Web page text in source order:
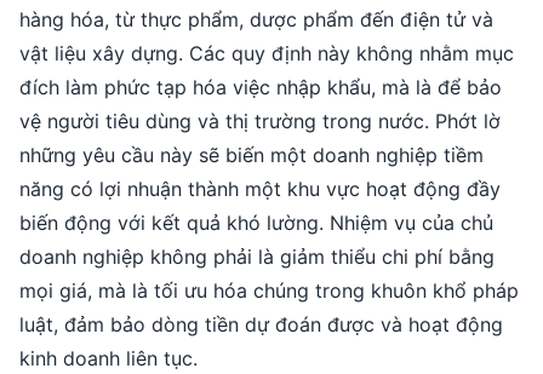
hàng hóa, từ thực phẩm, dược phẩm đến điện tử và
vật liệu xây dựng. Các quy định này không nhằm mục
đích làm phức tạp hóa việc nhập khẩu, mà là để bảo
vệ người tiêu dùng và thị trường trong nước. Phớt lờ
những yêu cầu này sẽ biến một doanh nghiệp tiềm
năng có lợi nhuận thành một khu vực hoạt động đầy
biến động với kết quả khó lường. Nhiệm vụ của chủ
doanh nghiệp không phải là giảm thiểu chi phí bằng
mọi giá, mà là tối ưu hóa chúng trong khuôn khổ pháp
luật, đảm bảo dòng tiền dự đoán được và hoạt động
kinh doanh liên tục.